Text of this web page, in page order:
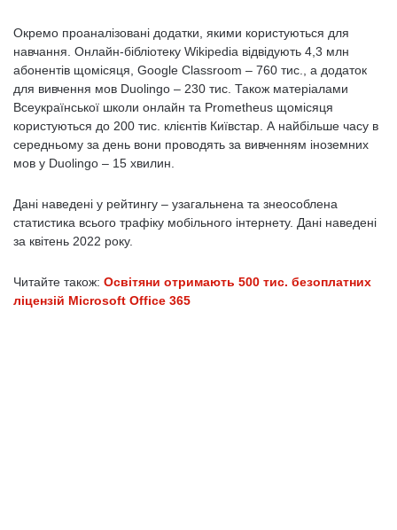
Окремо проаналізовані додатки, якими користуються для
навчання. Онлайн-бібліотеку Wikipedia відвідують 4,3 млн
абонентів щомісяця, Google Classroom – 760 тис., а додаток
для вивчення мов Duolingo – 230 тис. Також матеріалами
Всеукраїнської школи онлайн та Prometheus щомісяця
користуються до 200 тис. клієнтів Київстар. А найбільше часу в
середньому за день вони проводять за вивченням іноземних
мов у Duolingo – 15 хвилин.
Дані наведені у рейтингу – узагальнена та знеособлена
статистика всього трафіку мобільного інтернету. Дані наведені
за квітень 2022 року.
Читайте також: Освітяни отримають 500 тис. безоплатних
ліцензій Microsoft Office 365